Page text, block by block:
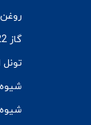
گاز r22
تونل